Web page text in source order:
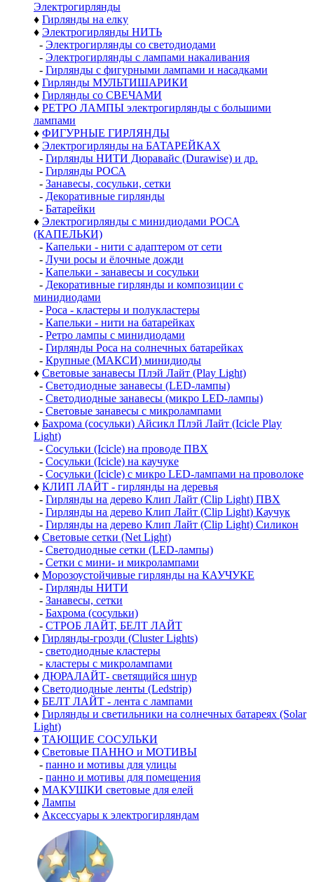
Электро­гирлянды
♦ Гирлянды на елку
♦ Электрогирлянды НИТЬ
- Электрогирлянды со светодиодами
- Электрогирлянды с лампами накаливания
- Гирлянды с фигурными лампами и насадками
♦ Гирлянды МУЛЬТИШАРИКИ
♦ Гирлянды со СВЕЧАМИ
♦ РЕТРО ЛАМПЫ электрогирлянды с большими
лампами
♦ ФИГУРНЫЕ ГИРЛЯНДЫ
♦ Электрогирлянды на БАТАРЕЙКАХ
- Гирлянды НИТИ Дюравайс (Durawise) и др.
- Гирлянды РОСА
- Занавесы, сосульки, сетки
- Декоративные гирлянды
- Батарейки
♦ Электрогирлянды с минидиодами РОСА
(КАПЕЛЬКИ)
- Капельки - нити с адаптером от сети
- Лучи росы и ёлочные дожди
- Капельки - занавесы и сосульки
- Декоративные гирлянды и композиции с
минидиодами
- Роса - кластеры и полукластеры
- Капельки - нити на батарейках
- Ретро лампы с минидиодами
- Гирлянды Роса на солнечных батарейках
- Крупные (МАКСИ) минидиоды
♦ Световые занавесы Плэй Лайт (Play Light)
- Светодиодные занавесы (LED-лампы)
- Светодиодные занавесы (микро LED-лампы)
- Световые занавесы с микролампами
♦ Бахрома (сосульки) Айсикл Плэй Лайт (Icicle Play
Light)
- Сосульки (Icicle) на проводе ПВХ
- Сосульки (Icicle) на каучуке
- Сосульки (Icicle) с микро LED-лампами на проволоке
♦ КЛИП ЛАЙТ - гирлянды на деревья
- Гирлянды на дерево Клип Лайт (Clip Light) ПВХ
- Гирлянды на дерево Клип Лайт (Clip Light) Каучук
- Гирлянды на дерево Клип Лайт (Clip Light) Силикон
♦ Световые сетки (Net Light)
- Светодиодные сетки (LED-лампы)
- Сетки с мини- и микролампами
♦ Морозоустойчивые гирлянды на КАУЧУКЕ
- Гирлянды НИТИ
- Занавесы, сетки
- Бахрома (сосульки)
- СТРОБ ЛАЙТ, БЕЛТ ЛАЙТ
♦ Гирлянды-грозди (Cluster Lights)
- светодиодные кластеры
- кластеры с микролампами
♦ ДЮРАЛАЙТ- светящийся шнур
♦ Светодиодные ленты (Ledstrip)
♦ БЕЛТ ЛАЙТ - лента с лампами
♦ Гирлянды и светильники на солнечных батареях (Solar
Light)
♦ ТАЮЩИЕ СОСУЛЬКИ
♦ Световые ПАННО и МОТИВЫ
- панно и мотивы для улицы
- панно и мотивы для помещения
♦ МАКУШКИ световые для елей
♦ Лампы
♦ Аксессуары к электрогирляндам